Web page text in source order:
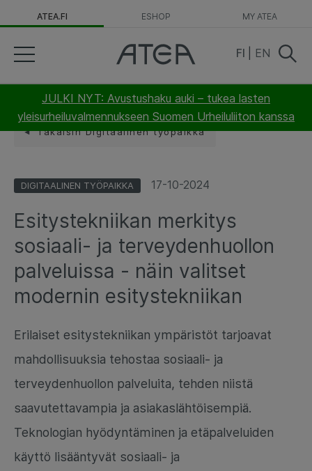
ATEA.FI ESHOP MY ATEA
JULKI NYT: Avustushaku auki – tukea lasten
yleisurheiluvalmennukseen Suomen Urheiluliiton kanssa
FI EN
Takaisin Digitaalinen työpaikka
DIGITAALINEN TYÖPAIKKA 17-10-2024
Esitystekniikan merkitys
sosiaali- ja terveydenhuollon
palveluissa - näin valitset
modernin esitystekniikan
Erilaiset esitystekniikan ympäristöt tarjoavat
mahdollisuuksia tehostaa sosiaali- ja
terveydenhuollon palveluita, tehden niistä
saavutettavampia ja asiakaslähtöisempiä.
Teknologian hyödyntäminen ja etäpalveluiden
käyttö lisääntyvät sosiaali- ja